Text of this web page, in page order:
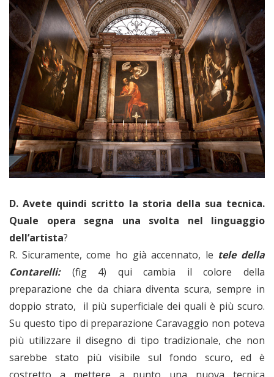
D. Avete quindi scritto la storia della sua tecnica.
Quale opera segna una svolta nel linguaggio
dell’artista?
R. Sicuramente, come ho già accennato, le tele della
Contarelli:(fig 4) qui cambia il colore della
preparazione che da chiara diventa scura, sempre in
doppio strato, il più superficiale dei quali è più scuro.
Su questo tipo di preparazione Caravaggio non poteva
più utilizzare il disegno di tipo tradizionale, che non
sarebbe stato più visibile sul fondo scuro, ed è